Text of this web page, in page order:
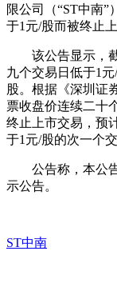
限公司（“ST中南
于1元/股而被终止
该公告显示，截
九个交易日低于1
股。根据《深圳证
票收盘价连续二十
终止上市交易，预
于1元/股的次一个
公告称，本公告
示公告。
ST中南